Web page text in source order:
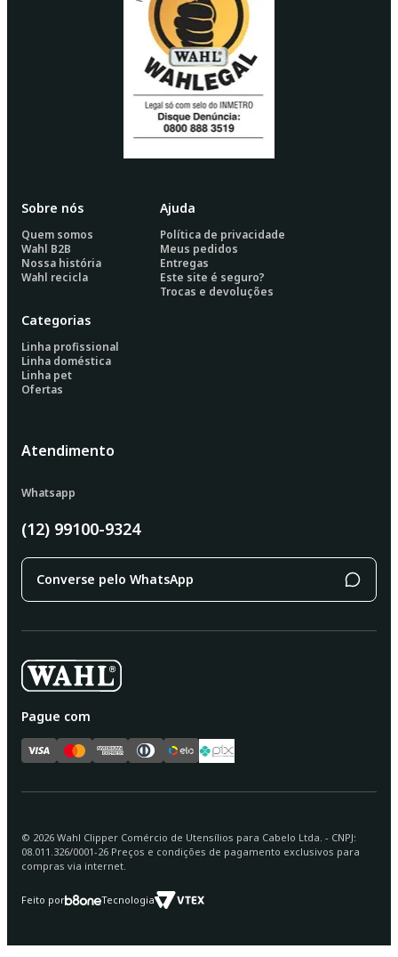
Sobre nós
Quem somos
Wahl B2B
Nossa história
Wahl recicla
Ajuda
Política de privacidade
Meus pedidos
Entregas
Este site é seguro?
Trocas e devoluções
Categorias
Linha profissional
Linha doméstica
Linha pet
Ofertas
Atendimento
Whatsapp
(12) 99100-9324
Converse pelo WhatsApp
Pague com
© 2026 Wahl Clipper Comércio de Utensílios para Cabelo Ltda. - CNPJ:
08.011.326/0001-26 Preços e condições de pagamento exclusivos para
compras via internet.
Feito por Tecnologia